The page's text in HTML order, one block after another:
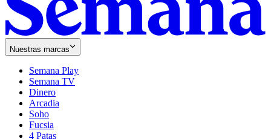
Nuestras marcas
Semana Play
Semana TV
Dinero
Arcadia
Soho
in
new
Fucsia
in
4 Patas